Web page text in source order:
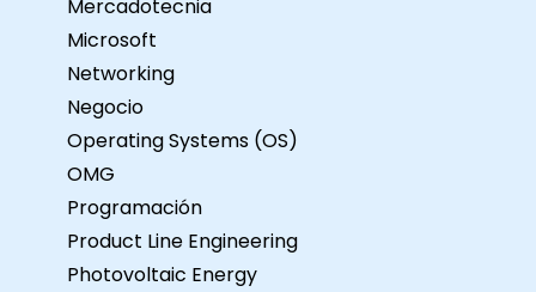
Mercadotecnia
Microsoft
Networking
Negocio
Operating Systems (OS)
OMG
Programación
Product Line Engineering
Photovoltaic Energy